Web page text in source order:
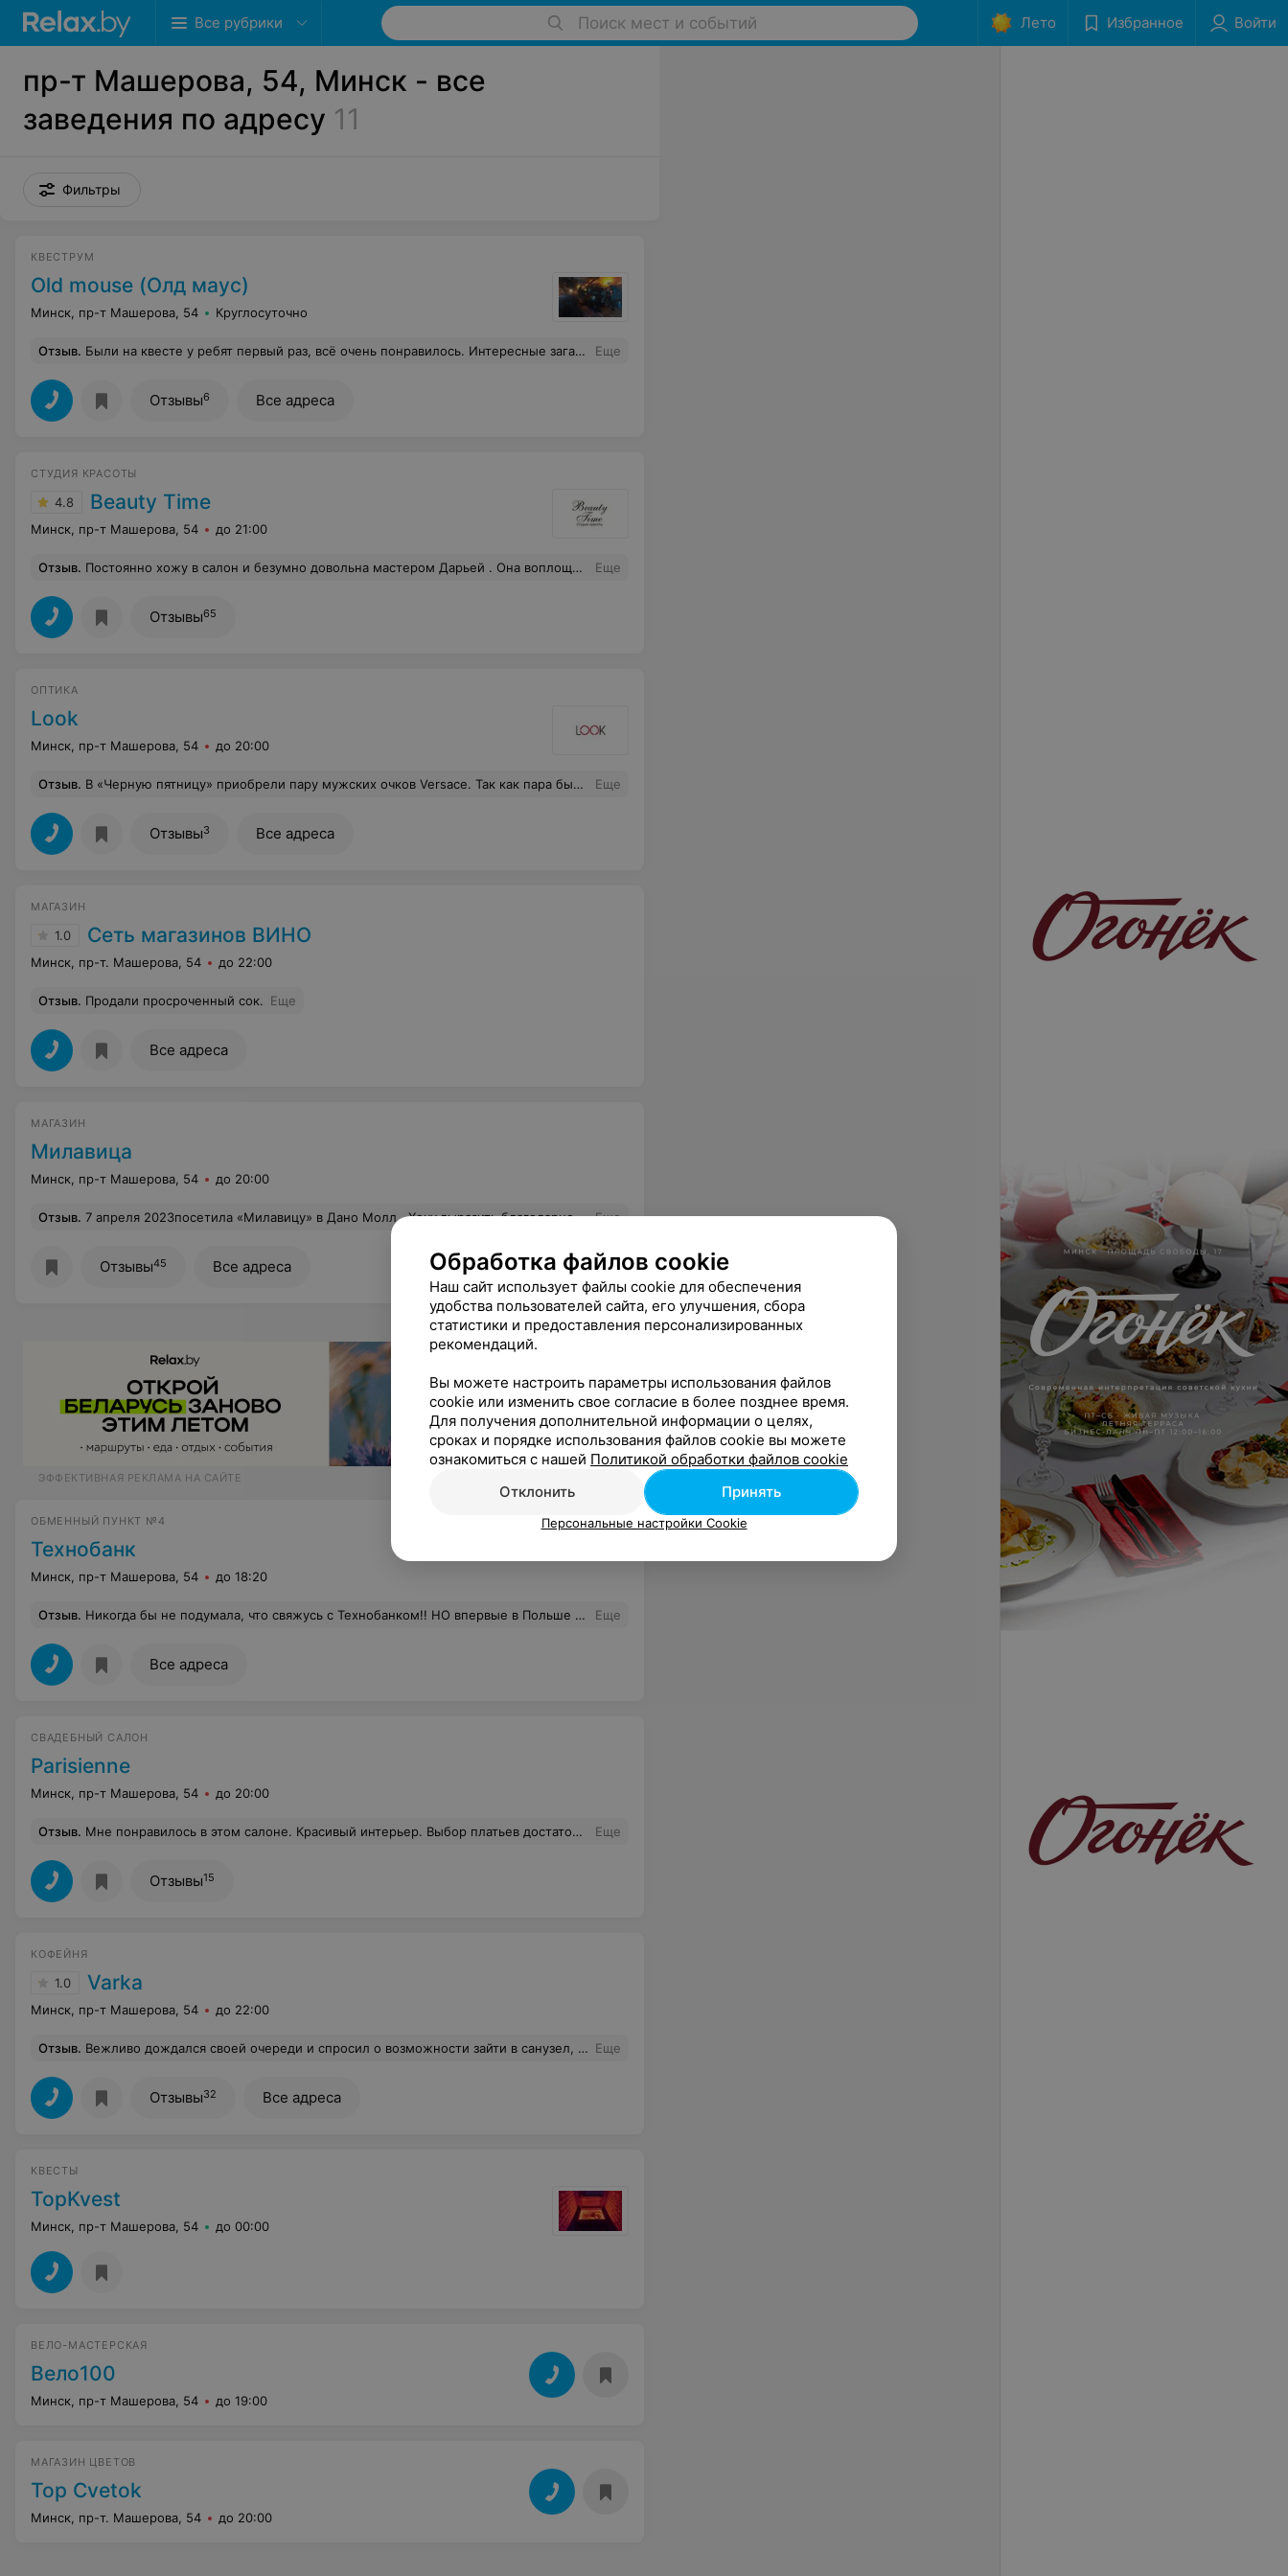
Все рубрики Поиск мест и событий Лето Избранное Войти
пр-т Машерова, 54, Минск - все
заведения по адресу 11
Фильтры
КВЕСТРУМ
Old mouse (Олд маус)
Минск, пр-т Машерова, 54 Круглосуточно
Отзыв. Были на квесте у ребят первый раз, всё очень понравилось. Интересные загадки, атмосфера, отдельное спасибо девушке Насте, очень приятный и вежливый администратор Еще
Отзывы6 Все адреса
СТУДИЯ КРАСОТЫ
4.8 Beauty Time
Минск, пр-т Машерова, 54 до 21:00
Отзыв. Постоянно хожу в салон и безумно довольна мастером Дарьей . Она воплощает в реальность все мои мечты . Спасибо ей большое ☺️ Еще
Отзывы65
ОПТИКА
Look
Минск, пр-т Машерова, 54 до 20:00
Отзыв. В «Черную пятницу» приобрели пару мужских очков Versace. Так как пара была одна и с витрины, на линзах присутствовали небольшие царапины. Данные очки решили приобрести, так как очень понравились, а также ввиду того, что консультант предложила вариант с заменой линз, так как это расценивается как брак и производитель может произвести их замену. Необходимо было подождать месяц для доставки линз. Мы согласились. Спустя месяц нам не позвонили. Первый раз звонила супруга. Ей сказали, что уточнят информацию и перезвонят в течение часа. Звонка не последовало. Второй раз опять звонила супруга. Обратного звонка с информацией о статусе доставки также не последовало. Третий раз позвонил самостоятельно и мне сообщили, что необходимо подождать еще месяц. Стали ждать. По итогу линзы пришли в конце февраля. Ожидание заняло 3 месяца. 28 февраля поехали в магазин по адресу проспект Машерова для установки новых линз. Установили быстро, без вопросов. НО! Линзы должны были быть зеркальными Еще
Отзывы3 Все адреса
МАГАЗИН
1.0 Сеть магазинов ВИНО
Минск, пр-т. Машерова, 54 до 22:00
Отзыв. Продали просроченный сок. Еще
Все адреса
МАГАЗИН
Милавица
Минск, пр-т Машерова, 54 до 20:00
Отзыв. 7 апреля 2023посетила «Милавицу» в Дано Молл . Хочу выразить благодарность продавцу Елене. Она помогла подобрать модели мне подходящие . Очень внимательная, терпеливая. Я ушла с покупками. Больше бы таких продавцов Еще
Отзывы45 Все адреса
ЭФФЕКТИВНАЯ РЕКЛАМА НА САЙТЕ
ОБМЕННЫЙ ПУНКТ №4
Технобанк
Минск, пр-т Машерова, 54 до 18:20
Отзыв. Никогда бы не подумала, что свяжусь с Технобанком!! НО впервые в Польше уговорили оформить tax free, а потом оказалось,что только у них можно деньги вернуть. Чтобы я знала, что это реально просто, давно бы столько денег сэкономила на покупках!! Только вот отделений маловато, а хочется, чтобы не ездить специально, а бац и рядом с домом, было бы вообще идеально. Еще
Все адреса
СВАДЕБНЫЙ САЛОН
Parisienne
Минск, пр-т Машерова, 54 до 20:00
Отзыв. Мне понравилось в этом салоне. Красивый интерьер. Выбор платьев достаточный. Много кружевных.....))))))Мне нужно было кружевное... Я померила не много. Всего 5. Не люблю шопинг во всех его проявлениях. И остановилась!!!! У меня платье со шлейфом, расшитое кружевом. Свадьба 23 сентября. Я думаю, буду неотразима. Советую. Еще
Отзывы15
КОФЕЙНЯ
1.0 Varka
Минск, пр-т Машерова, 54 до 22:00
Отзыв. Вежливо дождался своей очереди и спросил о возможности зайти в санузел, хотя он был открыт и рядом с входом. Мог просто зайти. В нарушения законодательства - отказали, сказали, что надо что-нибудь купить. Еще
Отзывы32 Все адреса
КВЕСТЫ
TopKvest
Минск, пр-т Машерова, 54 до 00:00
ВЕЛО-МАСТЕРСКАЯ
Вело100
Минск, пр-т Машерова, 54 до 19:00
МАГАЗИН ЦВЕТОВ
Top Cvetok
Минск, пр-т. Машерова, 54 до 20:00
Обработка файлов cookie
Наш сайт использует файлы cookie для обеспечения
удобства пользователей сайта, его улучшения, сбора
статистики и предоставления персонализированных
рекомендаций.
Вы можете настроить параметры использования файлов
cookie или изменить свое согласие в более позднее время.
Для получения дополнительной информации о целях,
сроках и порядке использования файлов cookie вы можете
ознакомиться с нашей Политикой обработки файлов cookie
Отклонить
Принять
Персональные настройки Cookie